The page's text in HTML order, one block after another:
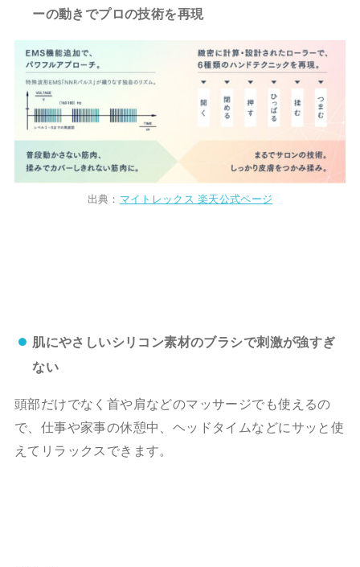
ーの動きでプロの技術を再現
出典： マイトレックス 楽天公式ページ
肌にやさしいシリコン素材のブラシで刺激が強すぎ
ない
頭部だけでなく首や肩などのマッサージでも使えるの
で、仕事や家事の休憩中、ヘッドタイムなどにサッと使
えてリラックスできます。